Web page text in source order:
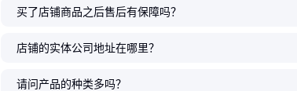
锐宇达五金制品 多年专业生产经
达五金制品 规格多样
买了店铺商品之后售后有保障吗？
店铺的实体公司地址在哪里？
请问产品的种类多吗？